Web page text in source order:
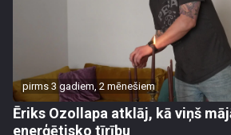
pirms 3 gadiem, 2 mēnešiem
Ēriks Ozollapa atklāj, kā viņš
enerģētisko tīrību